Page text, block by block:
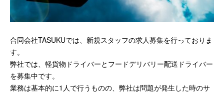
合同会社TASUKUでは、新規スタッフの求人募集を行っておりま
す。
弊社では、軽貨物ドライバーとフードデリバリー配送ドライバー
を募集中です。
業務は基本的に1人で行うものの、弊社は問題が発生した時のサ